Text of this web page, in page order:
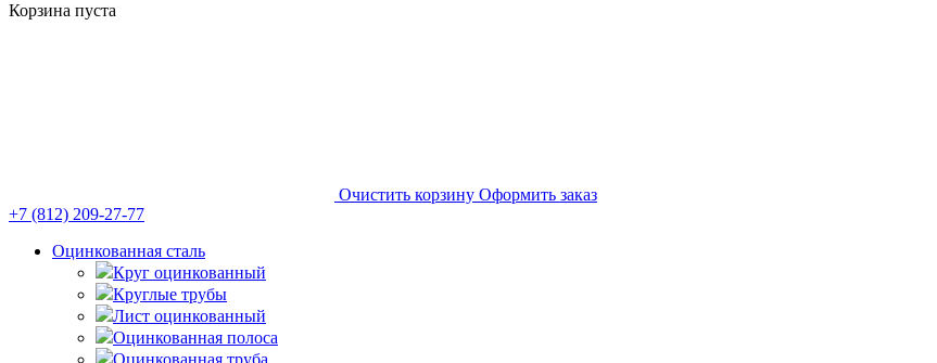
Корзина пуста
Очистить корзину Оформить заказ
+7 (812) 209-27-77
Оцинкованная сталь
Круг оцинкованный
Круглые трубы
Лист оцинкованный
Оцинкованная полоса
Оцинкованная труба